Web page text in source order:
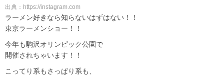
出典：https://instagram.com
ラーメン好きなら知らないはずはない！！
東京ラーメンショー！！
今年も駒沢オリンピック公園で
開催されちゃいます！！
こってり系もさっぱり系も、